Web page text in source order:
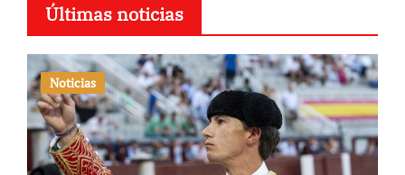
Últimas noticias
Noticias